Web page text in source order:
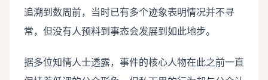
追溯到数周前，当时已有多个迹象表明情况并不寻
常，但没有人预料到事态会发展到如此地步。
据多位知情人士透露，事件的核心人物在此之前一直